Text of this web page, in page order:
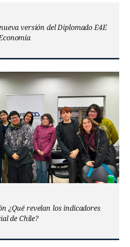
versión del Diplomado E4E
¿Qué revelan los indicadores
de Chile?